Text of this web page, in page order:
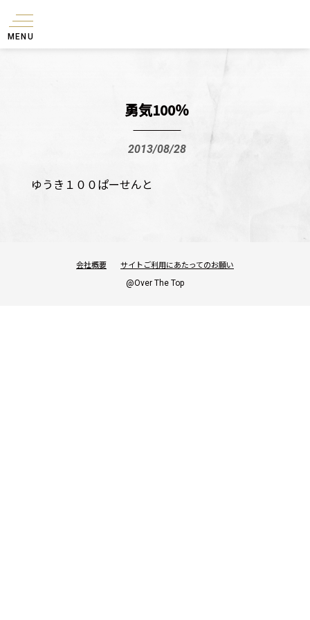
MENU
勇気100％
2013/08/28
ゆうき１００ぱーせんと
会社概要 サイトご利用にあたってのお願い
@Over The Top